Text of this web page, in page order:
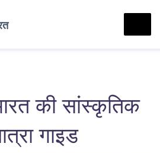
की सांस्कृतिक
गाइड